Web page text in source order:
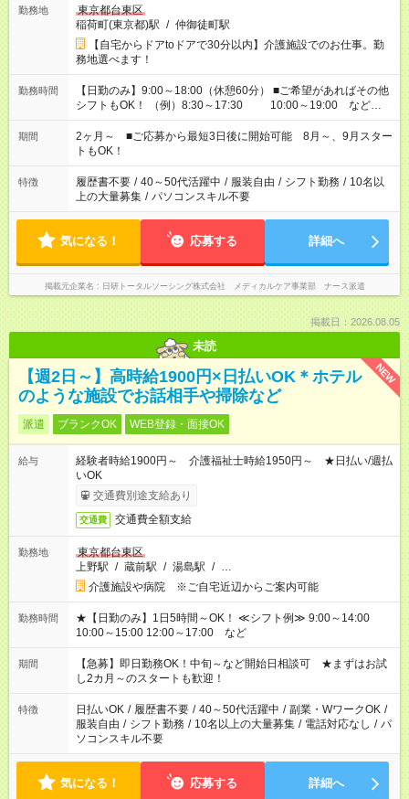
勤務地
東京都台東区
稲荷町(東京都)駅 / 仲御徒町駅
【自宅からドアtoドアで30分以内】介護施設でのお仕事。勤
務地選べます！
勤務時間
【日勤のみ】9:00～18:00（休憩60分） ■ご希望があればその他
シフトもOK！ （例）8:30～17:30 10:00～19:00 など
「家族とお休みを合わせたい」 「できれば残業はしたくない」
など、あなたのご希望に沿ったお仕事をご紹介します！ ※Wワ
ーク希望の方へ 今ご覧のお仕事で希望する勤務時間と、もう1つ
のお仕事の勤務時間。 合計で週40時間を超える場合は応募でき
ません
期間
2ヶ月～ ■ご応募から最短3日後に開始可能 8月～、9月スター
トもOK！
特徴 履歴書不要 / 40～50代活躍中 / 服装自由 / シフト勤務 / 10名以
上の大量募集 / パソコンスキル不要
気になる！ 応募する 詳細へ
掲載元企業名 日研トータルソーシング株式会社 メディカルケア事業部 ナース派遣
掲載日：2026.08.05
未読
NEW
【週2日～】高時給1900円×日払いOK＊ホテル
のような施設でお話相手や掃除など
派遣 ブランクOK WEB登録・面接OK
給与
経験者時給1900円～ 介護福祉士時給1950円～ ★日払い/週払
いOK
交通費別途支給あり
交通費 交通費全額支給
勤務地
東京都台東区
上野駅 / 蔵前駅 / 湯島駅 / …
介護施設や病院 ※ご自宅近辺からご案内可能
勤務時間
★【日勤のみ】1日5時間～OK！ ≪シフト例≫ 9:00～14:00
10:00～15:00 12:00～17:00 など
期間
【急募】即日勤務OK！中旬～など開始日相談可 ★まずはお試
し2カ月～のスタートも歓迎！
特徴 日払いOK / 履歴書不要 / 40～50代活躍中 / 副業・WワークOK /
服装自由 / シフト勤務 / 10名以上の大量募集 / 電話対応なし / パ
ソコンスキル不要
気になる！ 応募する 詳細へ